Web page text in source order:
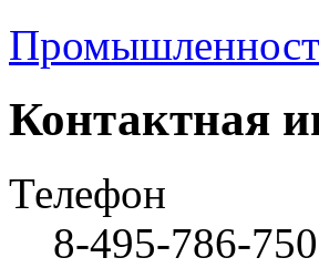
Контактная
Телефон
8-495-786-